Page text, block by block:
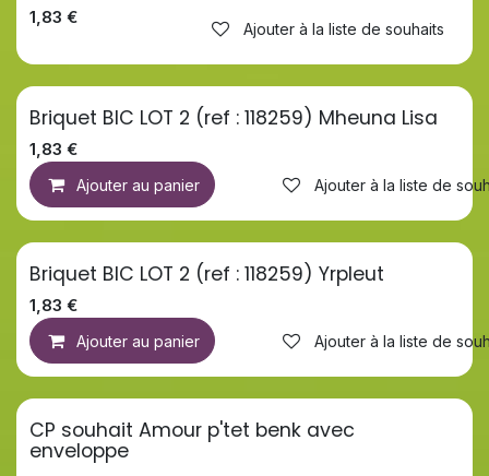
1,83 €
Ajouter à la liste de souhaits
Briquet BIC LOT 2 (ref : 118259) Mheuna Lisa
1,83 €
Ajouter au panier Ajouter à la liste de
Briquet BIC LOT 2 (ref : 118259) Yrpleut
1,83 €
Ajouter au panier Ajouter à la liste de
CP souhait Amour p'tet benk avec
enveloppe